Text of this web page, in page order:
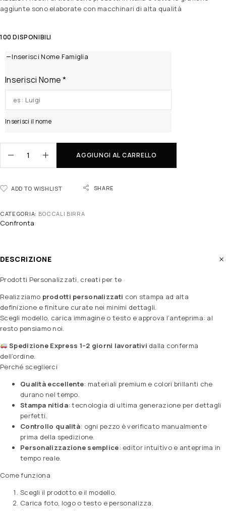
aggiunte sono elaborate con macchinari di alta qualità
100 DISPONIBILI
Inserisci Nome Famiglia
Inserisci Nome*
Inserisci il nome
AGGIUNGI AL CARRELLO
ADD TO WISHLIST SHARE
CATEGORIA: BOCCALI BIRRA
Confronta
DESCRIZIONE
Prodotti Personalizzati, creati per te
Realizziamo prodotti personalizzati con stampa ad alta
definizione e finiture curate nei minimi dettagli.
Scegli modello, carica immagine o testo e approva l’anteprima: al
resto pensiamo noi.
Spedizione Express 1–2 giorni lavorativi dalla conferma
dell’ordine.
Perché sceglierci
Qualità eccellente: materiali premium e colori brillanti che
durano nel tempo.
Stampa nitida: tecnologia di ultima generazione per dettagli
perfetti.
Controllo qualità: ogni pezzo è verificato manualmente
prima della spedizione.
Personalizzazione semplice: editor intuitivo e anteprima in
tempo reale.
Come funziona
Scegli il prodotto e il modello.
Carica foto, logo o testo e personalizza.